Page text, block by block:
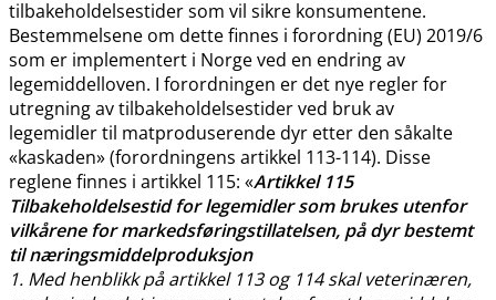
tilbakeholdelsestider som vil sikre konsumentene.
Bestemmelsene om dette finnes i forordning (EU) 2019/6
som er implementert i Norge ved en endring av
legemiddelloven. I forordningen er det nye regler for
utregning av tilbakeholdelsestider ved bruk av
legemidler til matproduserende dyr etter den såkalte
«kaskaden» (forordningens artikkel 113-114). Disse
reglene finnes i artikkel 115: «Artikkel 115
Tilbakeholdelsestid for legemidler som brukes utenfor
vilkårene for markedsføringstillatelsen, på dyr bestemt
til næringsmiddelproduksjon
1. Med henblikk på artikkel 113 og 114 skal veterinæren,